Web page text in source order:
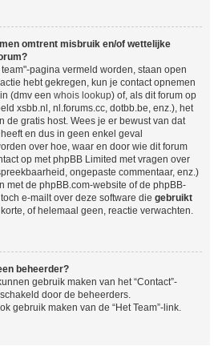
omtrent misbruik en/of wettelijke
pagina vermeld worden, staan open
hebt gekregen, kun je contact opnemen
(dmv een whois lookup) of, als dit forum op
xsbb.nl, nl.forums.cc, dotbb.be, enz.), het
de gratis host. Wees je er bewust van dat
heeft en dus in geen enkel geval
over hoe, waar en door wie dit forum
op met phpBB Limited met vragen over
ongepaste commentaar, enz.)
met de phpBB.com-website of de phpBB-
e-mailt over deze software die gebruikt
of helemaal geen, reactie verwachten.
beheerder?
gebruik maken van het “Contact”-
door de beheerders.
gebruik maken van de “Het Team”-link.